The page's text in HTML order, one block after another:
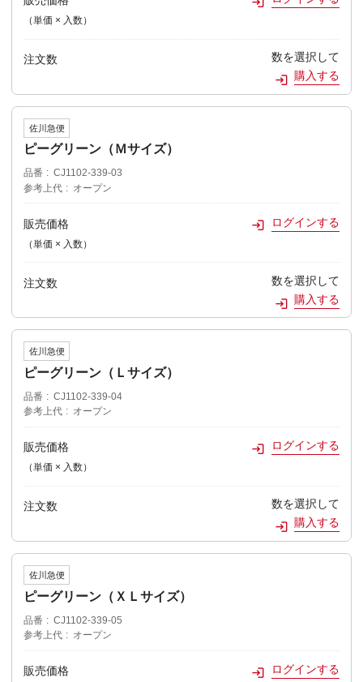
（単価 × 入数）
注文数
数を選択して
購入する
佐川急便
ピーグリーン（Ｍサイズ）
品番
CJ1102-339-03
参考上代
オープン
販売価格
（単価 × 入数）
ログインする
注文数
数を選択して
購入する
佐川急便
ピーグリーン（Ｌサイズ）
品番
CJ1102-339-04
参考上代
オープン
販売価格
（単価 × 入数）
ログインする
注文数
数を選択して
購入する
佐川急便
ピーグリーン（ＸＬサイズ）
品番
CJ1102-339-05
参考上代
オープン
販売価格 ログインする